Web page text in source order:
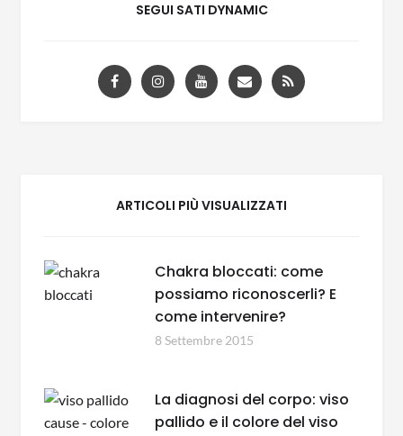
SEGUI SATI DYNAMIC
ARTICOLI PIÙ VISUALIZZATI
Chakra bloccati: come
possiamo riconoscerli? E
come intervenire?
8 Settembre 2015
La diagnosi del corpo: viso
pallido e il colore del viso